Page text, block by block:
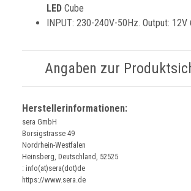
LED Cube
INPUT: 230-240V-50Hz. Output: 12V
Angaben zur
Herstellerinformationen:
sera GmbH
Borsigstrasse 49
Nordrhein-Westfalen
Heinsberg, Deutschland, 52525
: info(at)sera(dot)de
https://www.sera.de